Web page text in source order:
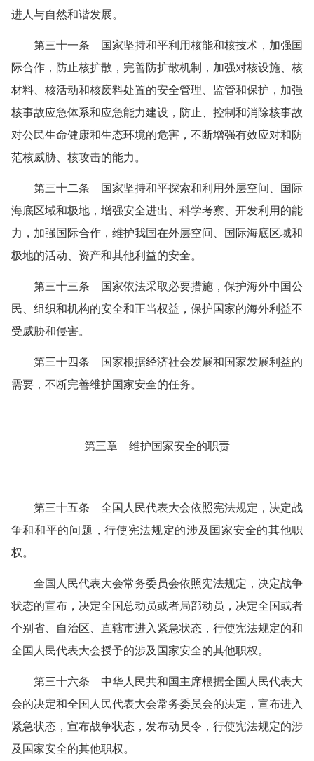
进人与自然和谐发展。
第三十一条 国家坚持和平利用核能和核技术，加强国
际合作，防止核扩散，完善防扩散机制，加强对核设施、核
材料、核活动和核废料处置的安全管理、监管和保护，加强
核事故应急体系和应急能力建设，防止、控制和消除核事故
对公民生命健康和生态环境的危害，不断增强有效应对和防
范核威胁、核攻击的能力。
第三十二条 国家坚持和平探索和利用外层空间、国际
海底区域和极地，增强安全进出、科学考察、开发利用的能
力，加强国际合作，维护我国在外层空间、国际海底区域和
极地的活动、资产和其他利益的安全。
第三十三条 国家依法采取必要措施，保护海外中国公
民、组织和机构的安全和正当权益，保护国家的海外利益不
受威胁和侵害。
第三十四条 国家根据经济社会发展和国家发展利益的
需要，不断完善维护国家安全的任务。
第三章 维护国家安全的职责
第三十五条 全国人民代表大会依照宪法规定，决定战
争和和平的问题，行使宪法规定的涉及国家安全的其他职
权。
全国人民代表大会常务委员会依照宪法规定，决定战争
状态的宣布，决定全国总动员或者局部动员，决定全国或者
个别省、自治区、直辖市进入紧急状态，行使宪法规定的和
全国人民代表大会授予的涉及国家安全的其他职权。
第三十六条 中华人民共和国主席根据全国人民代表大
会的决定和全国人民代表大会常务委员会的决定，宣布进入
紧急状态，宣布战争状态，发布动员令，行使宪法规定的涉
及国家安全的其他职权。